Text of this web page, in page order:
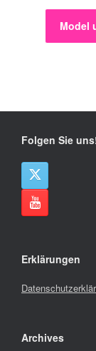
Model
Folgen Sie
Erklärungen
Archives